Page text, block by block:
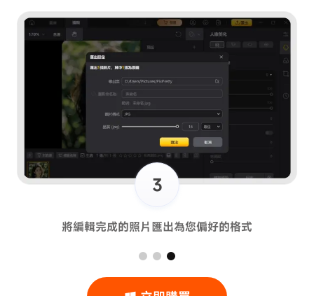
3
將編輯完成的照片匯出為您偏好的格式